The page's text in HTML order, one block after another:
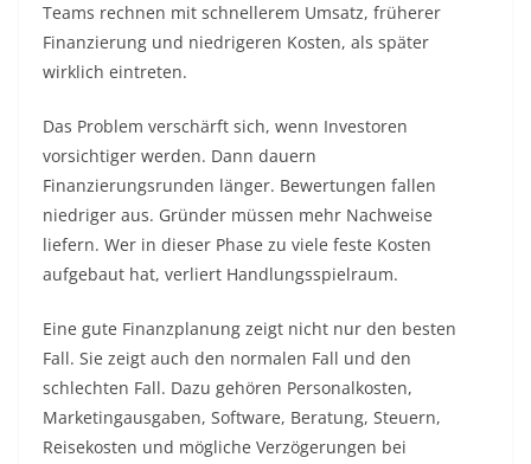
Teams rechnen mit schnellerem Umsatz, früherer
Finanzierung und niedrigeren Kosten, als später
wirklich eintreten.
Das Problem verschärft sich, wenn Investoren
vorsichtiger werden. Dann dauern
Finanzierungsrunden länger. Bewertungen fallen
niedriger aus. Gründer müssen mehr Nachweise
liefern. Wer in dieser Phase zu viele feste Kosten
aufgebaut hat, verliert Handlungsspielraum.
Eine gute Finanzplanung zeigt nicht nur den besten
Fall. Sie zeigt auch den normalen Fall und den
schlechten Fall. Dazu gehören Personalkosten,
Marketingausgaben, Software, Beratung, Steuern,
Reisekosten und mögliche Verzögerungen bei